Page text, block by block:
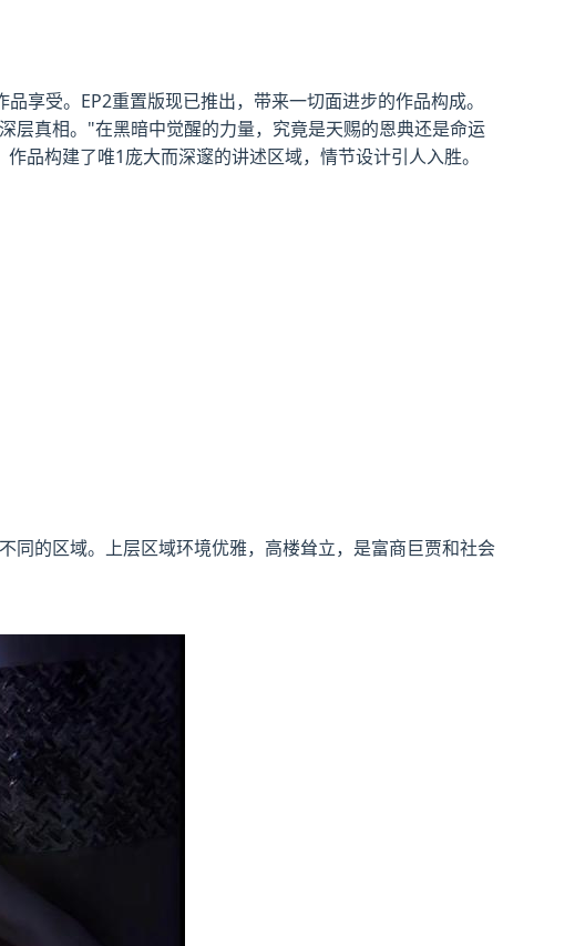
享受。EP2重置版现已推出，带来一切面进步的作品构成。
层真相。"在黑暗中觉醒的力量，究竟是天赐的恩典还是命运
品构建了唯1庞大而深邃的讲述区域，情节设计引人入胜。
同的区域。上层区域环境优雅，高楼耸立，是富商巨贾和社会